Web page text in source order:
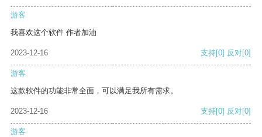
游客
我喜欢这个软件 作者加油
2023-12-16 支持[0] 反对[0]
游客
这款软件的功能非常全面，可以满足我所有需求。
2023-12-16 支持[0] 反对[0]
游客